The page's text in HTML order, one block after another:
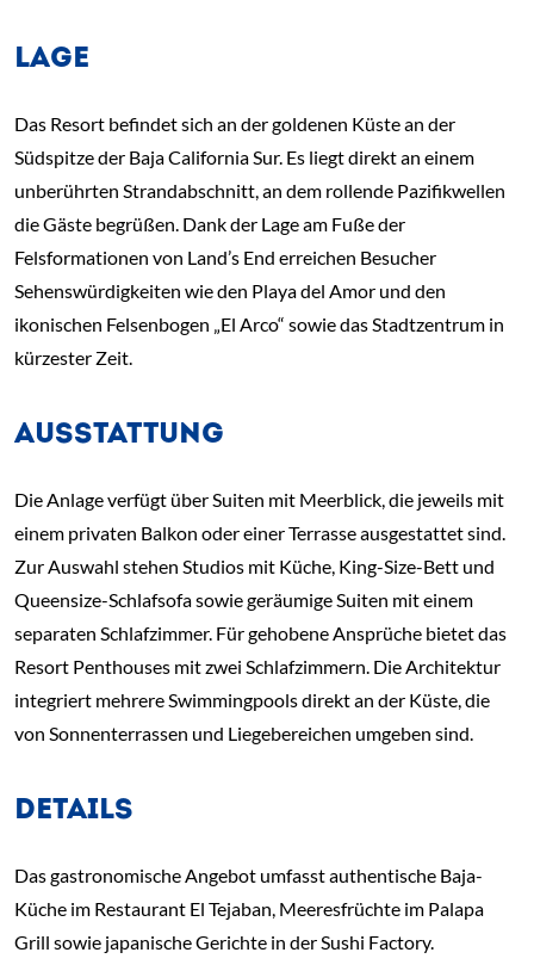
LAGE
Das Resort befindet sich an der goldenen Küste an der
Südspitze der Baja California Sur. Es liegt direkt an einem
unberührten Strandabschnitt, an dem rollende Pazifikwellen
die Gäste begrüßen. Dank der Lage am Fuße der
Felsformationen von Land’s End erreichen Besucher
Sehenswürdigkeiten wie den Playa del Amor und den
ikonischen Felsenbogen „El Arco“ sowie das Stadtzentrum in
kürzester Zeit.
AUSSTATTUNG
Die Anlage verfügt über Suiten mit Meerblick, die jeweils mit
einem privaten Balkon oder einer Terrasse ausgestattet sind.
Zur Auswahl stehen Studios mit Küche, King-Size-Bett und
Queensize-Schlafsofa sowie geräumige Suiten mit einem
separaten Schlafzimmer. Für gehobene Ansprüche bietet das
Resort Penthouses mit zwei Schlafzimmern. Die Architektur
integriert mehrere Swimmingpools direkt an der Küste, die
von Sonnenterrassen und Liegebereichen umgeben sind.
DETAILS
Das gastronomische Angebot umfasst authentische Baja-
Küche im Restaurant El Tejaban, Meeresfrüchte im Palapa
Grill sowie japanische Gerichte in der Sushi Factory.